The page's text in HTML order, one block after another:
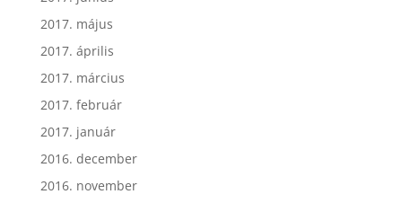
2017. május
2017. április
2017. március
2017. február
2017. január
2016. december
2016. november